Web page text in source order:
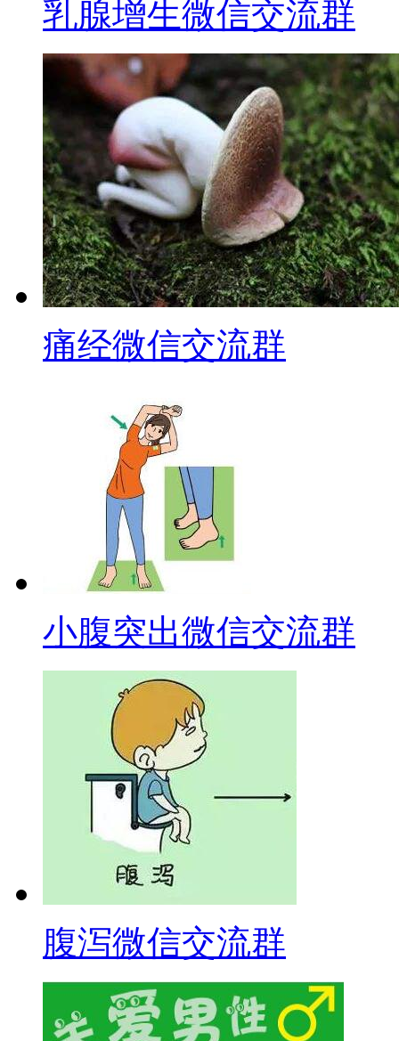
乳腺增生微信交流群
痛经微信交流群
小腹突出微信交流群
腹泻微信交流群